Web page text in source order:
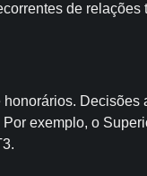
de
exemplo, o